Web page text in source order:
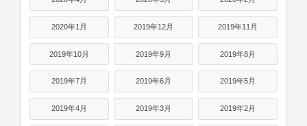
2020年1月 2019年12月 2019年11月
2019年10月 2019年9月 2019年8月
2019年7月 2019年6月 2019年5月
2019年4月 2019年3月 2019年2月